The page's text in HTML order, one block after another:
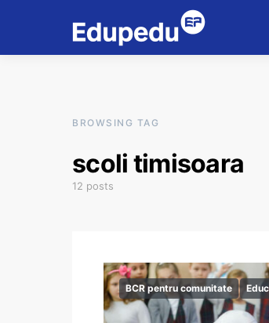
BROWSING TAG
scoli timisoara
12 posts
BCR pentru comunitate